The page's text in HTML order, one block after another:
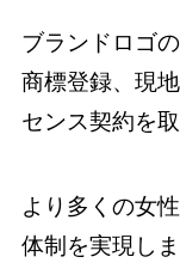
ブランドロゴ
商標登録、現
センス契約を
より多くの女
体制を実現しま